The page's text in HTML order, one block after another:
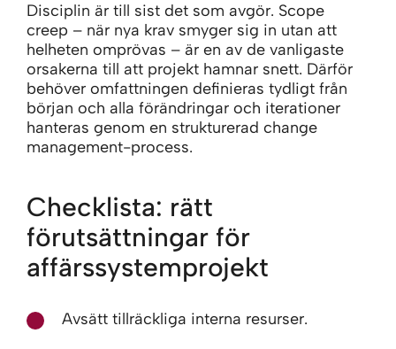
Disciplin är till sist det som avgör. Scope
creep – när nya krav smyger sig in utan att
helheten omprövas – är en av de vanligaste
orsakerna till att projekt hamnar snett. Därför
behöver omfattningen definieras tydligt från
början och alla förändringar och iterationer
hanteras genom en strukturerad change
management-process.
Checklista: rätt
förutsättningar för
affärssystemprojekt
Avsätt tillräckliga interna resurser.